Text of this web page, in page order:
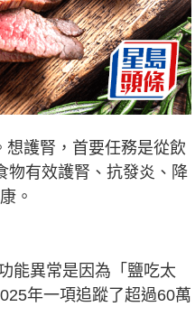
護腎，首要任務是從飲
物有效護腎、抗發炎、降
。
能異常是因為「鹽吃太
年一項追蹤了超過60萬